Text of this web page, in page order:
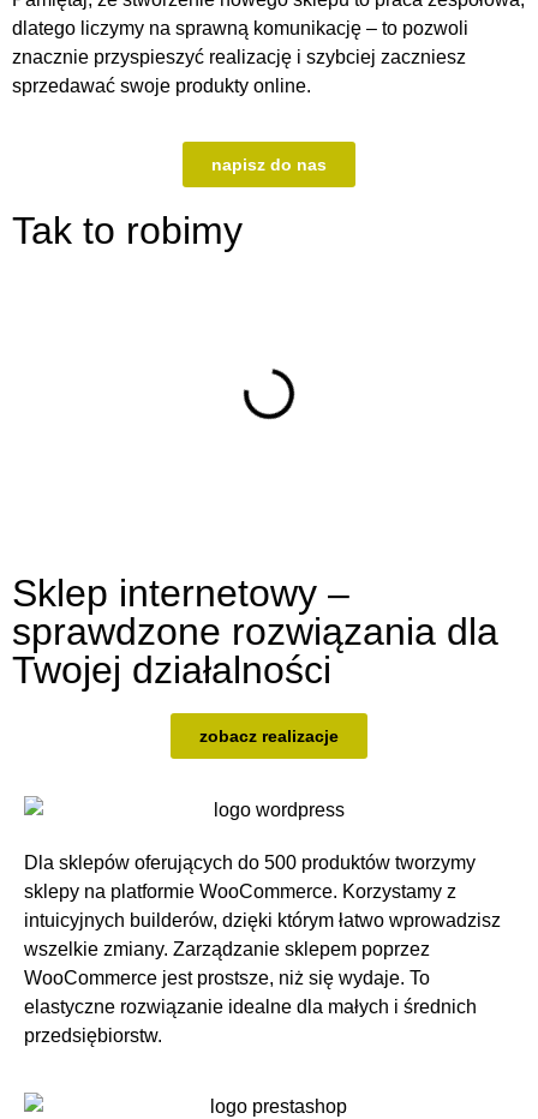
dlatego liczymy na sprawną komunikację – to pozwoli
znacznie przyspieszyć realizację i szybciej zaczniesz
sprzedawać swoje produkty online.
napisz do nas
Tak to robimy
Sklep internetowy –
sprawdzone rozwiązania dla
Twojej działalności
zobacz realizacje
Dla sklepów oferujących do 500 produktów tworzymy
sklepy na platformie WooCommerce. Korzystamy z
intuicyjnych builderów, dzięki którym łatwo wprowadzisz
wszelkie zmiany. Zarządzanie sklepem poprzez
WooCommerce jest prostsze, niż się wydaje. To
elastyczne rozwiązanie idealne dla małych i średnich
przedsiębiorstw.